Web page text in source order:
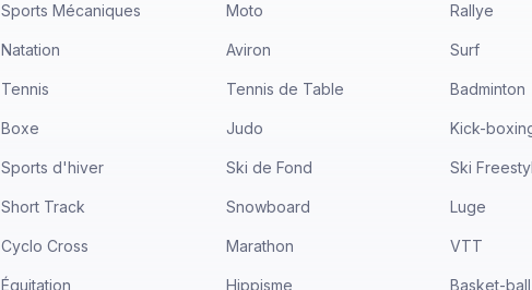
Sports Mécaniques Moto Rallye
Natation Aviron Surf
Tennis Tennis de Table Badminton
Boxe Judo Kick-
Sports d'hiver Ski de Fond Ski
Short Track Snowboard Luge
Cyclo Cross Marathon VTT
Équitation Hippisme Basket-